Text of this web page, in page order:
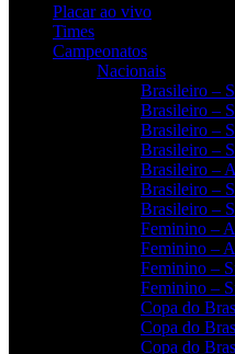
Placar ao vivo
Times
Campeonatos
Nacionais
Brasileiro –
Brasileiro –
Brasileiro –
Brasileiro –
Brasileiro –
Brasileiro –
Brasileiro –
Feminino –
Feminino –
Feminino –
Feminino –
Copa do
Copa do
Copa do